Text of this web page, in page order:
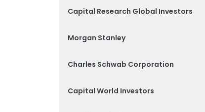
Capital Research Global Investors
Morgan Stanley
Charles Schwab Corporation
Capital World Investors